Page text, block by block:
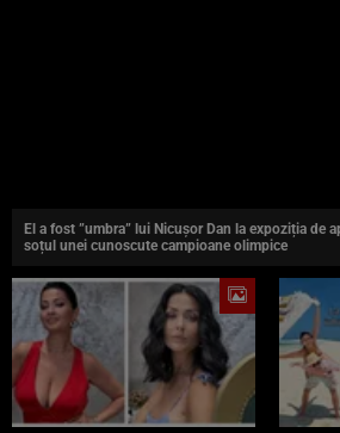
El a fost ”umbra” lui Nicușor Dan la expoziția de
soțul unei cunoscute campioane olimpice